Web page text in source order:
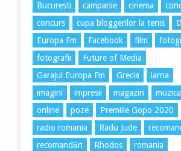
Bucuresti
campanie cinema
concurs
cupa bloggerilor la tenis
Europa Fm
Facebook film
fotografii
Future of Media
Garajul Europa Fm
Grecia
iarna
imagini
impresii magazin
muzica
online
poze
Premiile Gopo 2020
radio romania
Radu Jude
recomandări
Rhodos
romania